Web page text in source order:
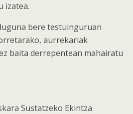
izatea.
bere testuinguruan
aurrekariak
baita derrepentean mahairatu
Sustatzeko Ekintza